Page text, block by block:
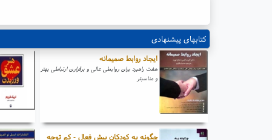
کتابهای پیشنهادی
ایجاد روابط صمیمانه
هفت راهبرد برای روابطی عالی و برقراری ارتباطی بهتر
و مناسبتر
چگونه به کودکان بیش فعال - کم توجه